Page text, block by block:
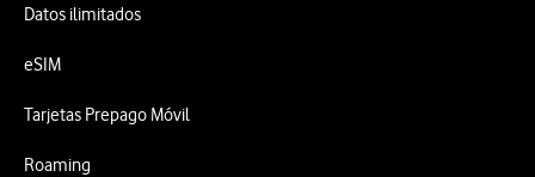
Datos ilimitados
eSIM
Tarjetas Prepago Móvil
Roaming